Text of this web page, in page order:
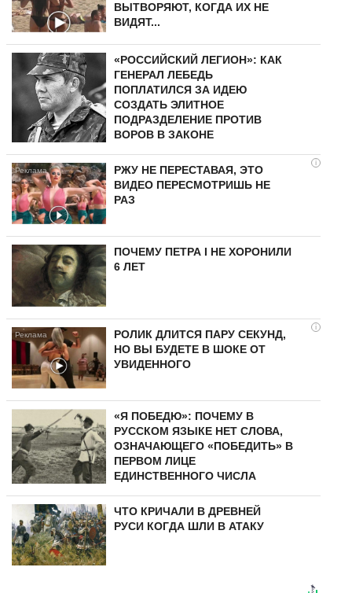
ВЫТВОРЯЮТ, КОГДА ИХ НЕ
ВИДЯТ...
«РОССИЙСКИЙ ЛЕГИОН»: КАК
ГЕНЕРАЛ ЛЕБЕДЬ
ПОПЛАТИЛСЯ ЗА ИДЕЮ
СОЗДАТЬ ЭЛИТНОЕ
ПОДРАЗДЕЛЕНИЕ ПРОТИВ
ВОРОВ В ЗАКОНЕ
i
РЖУ НЕ ПЕРЕСТАВАЯ, ЭТО
ВИДЕО ПЕРЕСМОТРИШЬ НЕ
РАЗ
ПОЧЕМУ ПЕТРА I НЕ ХОРОНИЛИ
6 ЛЕТ
i
РОЛИК ДЛИТСЯ ПАРУ СЕКУНД,
НО ВЫ БУДЕТЕ В ШОКЕ ОТ
УВИДЕННОГО
«Я ПОБЕДЮ»: ПОЧЕМУ В
РУССКОМ ЯЗЫКЕ НЕТ СЛОВА,
ОЗНАЧАЮЩЕГО «ПОБЕДИТЬ» В
ПЕРВОМ ЛИЦЕ
ЕДИНСТВЕННОГО ЧИСЛА
ЧТО КРИЧАЛИ В ДРЕВНЕЙ
РУСИ КОГДА ШЛИ В АТАКУ